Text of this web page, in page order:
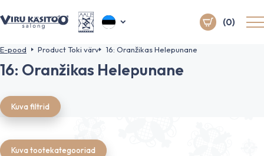
(0)
E-pood Product Toki värv 16: Oranžikas Helepunane
16: Oranžikas Helepunane
Kuva filtrid
Kuva tootekategooriad